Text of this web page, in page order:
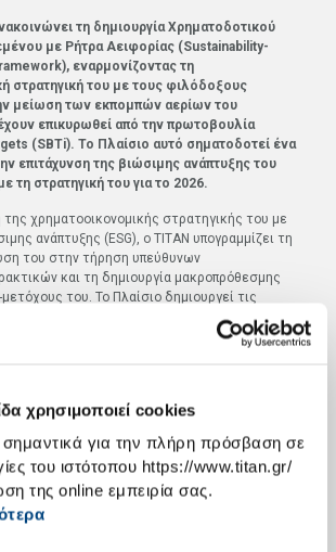
χρησιμοποιεί cookies
σημαντικά για την πλήρη πρόσβαση σε
του ιστότοπου https://www.titan.gr/
της online εμπειρία σας.
τη δημιουργία Χρηματοδοτικού
με Ρήτρα Αειφορίας (Sustainability-
εναρμονίζοντας τη
στρατηγική του με τους φιλόδοξους
μείωση των εκπομπών αερίων του
επικυρωθεί από την πρωτοβουλία
(SBTi). Το Πλαίσιο αυτό σηματοδοτεί ένα
επιτάχυνση της βιώσιμης ανάπτυξης του
τη στρατηγική του για το 2026.
χρηματοοικονομικής στρατηγικής του με
ανάπτυξης (ESG), ο TITAN υπογραμμίζει τη
του στην τήρηση υπεύθυνων
και τη δημιουργία μακροπρόθεσμης
του. Το Πλαίσιο δημιουργεί τις
έκδοση Ομολόγων Συνδεδεμένων με
linked notes) και πιο συγκεκριμένα
έργων βιώσιμης ανάπτυξης και
του ανθρακικού αποτυπώματος του Τιτάνα,
σε μηδενικές εκπομπές CO .
κορυφαία, ανεξάρτητη εταιρία στον χώρο
και ανάλυσης δεδομένων σε θέματα ESG,
ανεξάρτητου φορέα (